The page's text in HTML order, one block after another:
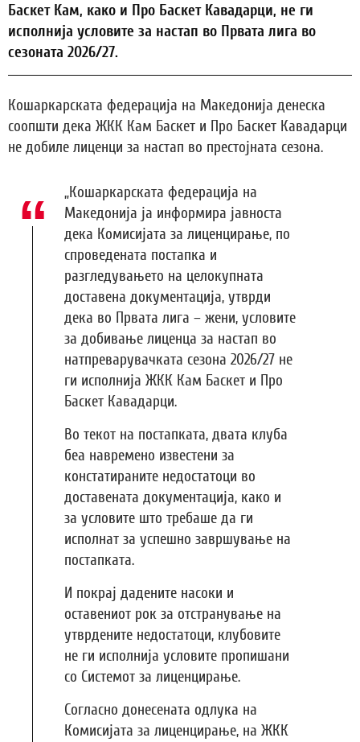
Баскет Кам, како и Про Баскет Кавадарци, не ги
исполнија условите за настап во Првата лига во
сезоната 2026/27.
Кошаркарската федерација на Македонија денеска
соопшти дека ЖКК Кам Баскет и Про Баскет Кавадарци
не добиле лиценци за настап во престојната сезона.
„Кошаркарската федерација на
Македонија ја информира јавноста
дека Комисијата за лиценцирање, по
спроведената постапка и
разгледувањето на целокупната
доставена документација, утврди
дека во Првата лига – жени, условите
за добивање лиценца за настап во
натпреварувачката сезона 2026/27 не
ги исполнија ЖКК Кам Баскет и Про
Баскет Кавадарци.
Во текот на постапката, двата клуба
беа навремено известени за
констатираните недостатоци во
доставената документација, како и
за условите што требаше да ги
исполнат за успешно завршување на
постапката.
И покрај дадените насоки и
оставениот рок за отстранување на
утврдените недостатоци, клубовите
не ги исполнија условите пропишани
со Системот за лиценцирање.
Согласно донесената одлука на
Комисијата за лиценцирање, на ЖКК